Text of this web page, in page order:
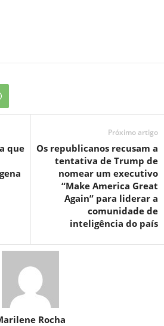
que
Próximo artigo
Os republicanos recusam a
tentativa de Trump de
nomear um executivo
“Make America Great
Again” para liderar a
comunidade de
inteligência do país
Rocha